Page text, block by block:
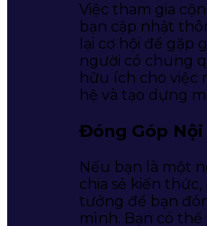
Việc tham gia
bạn cập nhật
lại cơ hội để gặp
người có chung
hữu ích cho việc
hệ và tạo dựng
Đóng Góp Nội
Nếu bạn là một
chia sẻ kiến
tưởng để bạn
mình. Bạn có thể